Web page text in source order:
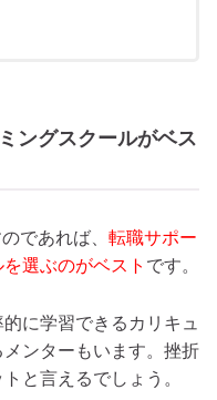
ングスクールがベス
であれば、 転職サポー
選ぶのがベスト です。
に学習できるカリキュ
ンターもいます。挫折
と言えるでしょう。